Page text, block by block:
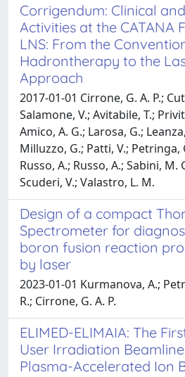
Corrigendum: Clinical
Activities at the CATANA
LNS: From the
Hadrontherapy to the
Approach
2017-01-01 Cirrone, G. A. P.;
Salamone, V.; Avitabile, T.;
Amico, A. G.; Larosa, G.;
Milluzzo, G.; Patti, V.; Petringa,
Russo, A.; Russo, A.; Sabini, M.
Scuderi, V.; Valastro, L. M.
Design of a compact
Spectrometer for
boron fusion reaction
by laser
2023-01-01 Kurmanova, A.;
R.; Cirrone, G. A. P.
ELIMED-ELIMAIA: The
User Irradiation
Plasma-Accelerated Ion